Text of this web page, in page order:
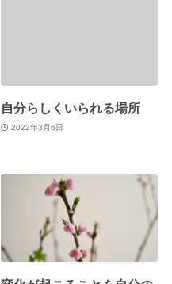
自分らしくいられる場所
2022年3月6日